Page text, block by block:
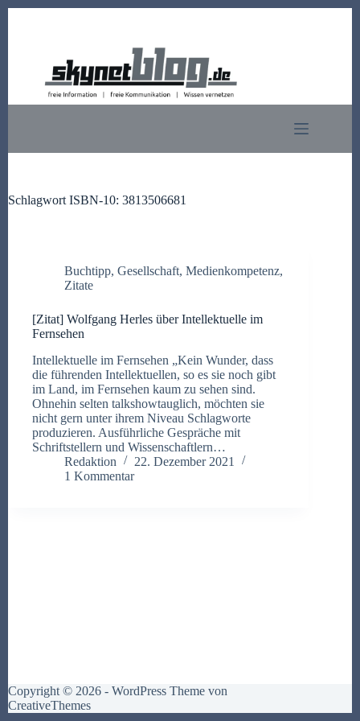
Schlagwort ISBN-10: 3813506681
Buchtipp, Gesellschaft, Medienkompetenz,
Zitate
[Zitat] Wolfgang Herles über Intellektuelle im
Fernsehen
Intellektuelle im Fernsehen „Kein Wunder, dass
die führenden Intellektuellen, so es sie noch gibt
im Land, im Fernsehen kaum zu sehen sind.
Ohnehin selten talkshowtauglich, möchten sie
nicht gern unter ihrem Niveau Schlagworte
produzieren. Ausführliche Gespräche mit
Schriftstellern und Wissenschaftlern…
Redaktion
22. Dezember 2021
1 Kommentar
Copyright © 2026 - WordPress Theme von
CreativeThemes